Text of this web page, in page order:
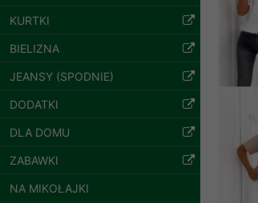
KURTKI
BIELIZNA
JEANSY (SPODNIE)
DODATKI
DLA DOMU
ZABAWKI
NA MIKOŁAJKI
Spodnie damskie
jeansy Roz 29-36, 1
57.00 zł